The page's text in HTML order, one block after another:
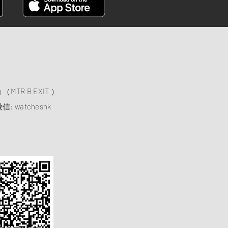
MTR B EXIT ）
信: watcheshk